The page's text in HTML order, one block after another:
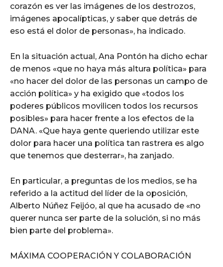
corazón es ver las imágenes de los destrozos,
imágenes apocalípticas, y saber que detrás de
eso está el dolor de personas», ha indicado.
En la situación actual, Ana Pontón ha dicho echar
de menos «que no haya más altura política» para
«no hacer del dolor de las personas un campo de
acción política» y ha exigido que «todos los
poderes públicos movilicen todos los recursos
posibles» para hacer frente a los efectos de la
DANA. «Que haya gente queriendo utilizar este
dolor para hacer una política tan rastrera es algo
que tenemos que desterrar», ha zanjado.
En particular, a preguntas de los medios, se ha
referido a la actitud del líder de la oposición,
Alberto Núñez Feijóo, al que ha acusado de «no
querer nunca ser parte de la solución, si no más
bien parte del problema».
MÁXIMA COOPERACIÓN Y COLABORACIÓN